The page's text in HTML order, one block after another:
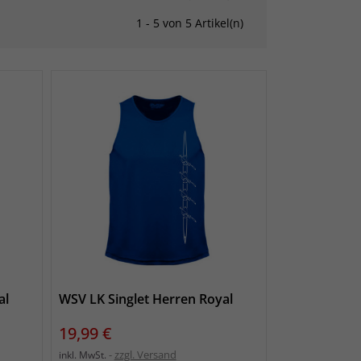
1 - 5 von 5 Artikel(n)
WSV LK Singlet Herren Royal
Preis
19,99 €
inkl. MwSt. zzgl. Versand